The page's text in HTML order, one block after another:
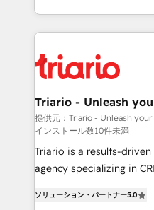
TCO. As a trusted extension of your team, we
believe in the power of
business up for long-
business. If not now,
ecosystem for a reason.
decade of experience
for driving growth. They
our customers grow
their unique business
Blue Frog in the
way for customers!" - Yamini Rangan, CEO of
HubSpot “Our experience with the team at Blue Frog
has been nothing short
them a trusted
Triario - Unleash
提供元：Triario - Unleash
インストール数10件未満
Triario is a results-
agency specializing in
Integrations, Custom AI
ソリューション・パートナー5.0